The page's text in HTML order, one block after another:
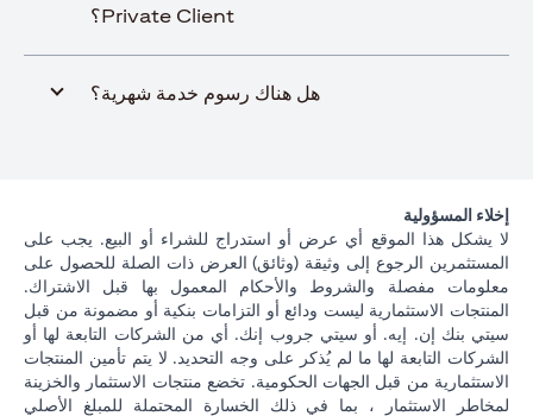
Private Client؟
هل هناك رسوم خدمة شهرية؟
إخلاء المسؤولية
لا يشكل هذا الموقع أي عرض أو استدراج للشراء أو البيع. يجب على
المستثمرين الرجوع إلى وثيقة (وثائق) العرض ذات الصلة للحصول على
معلومات مفصلة والشروط والأحكام المعمول بها قبل الاشتراك.
المنتجات الاستثمارية ليست ودائع أو التزامات بنكية أو مضمونة من قبل
سيتي بنك إن. إيه. أو سيتي جروب إنك. أي من الشركات التابعة لها أو
الشركات التابعة لها ما لم يُذكر على وجه التحديد. لا يتم تأمين المنتجات
الاستثمارية من قبل الجهات الحكومية. تخضع منتجات الاستثمار والخزينة
لمخاطر الاستثمار ، بما في ذلك الخسارة المحتملة للمبلغ الأصلي